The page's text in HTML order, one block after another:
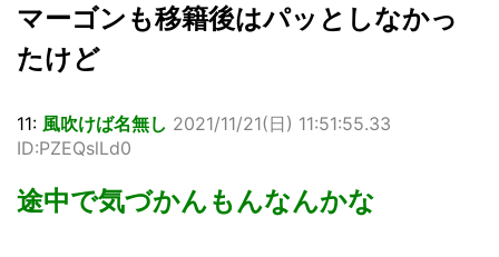
マーゴンも移籍後はパッとしなかっ
たけど
11: 風吹けば名無し 2021/11/21(日) 11:51:55.33
ID:PZEQslLd0
途中で気づかんもんなんかな